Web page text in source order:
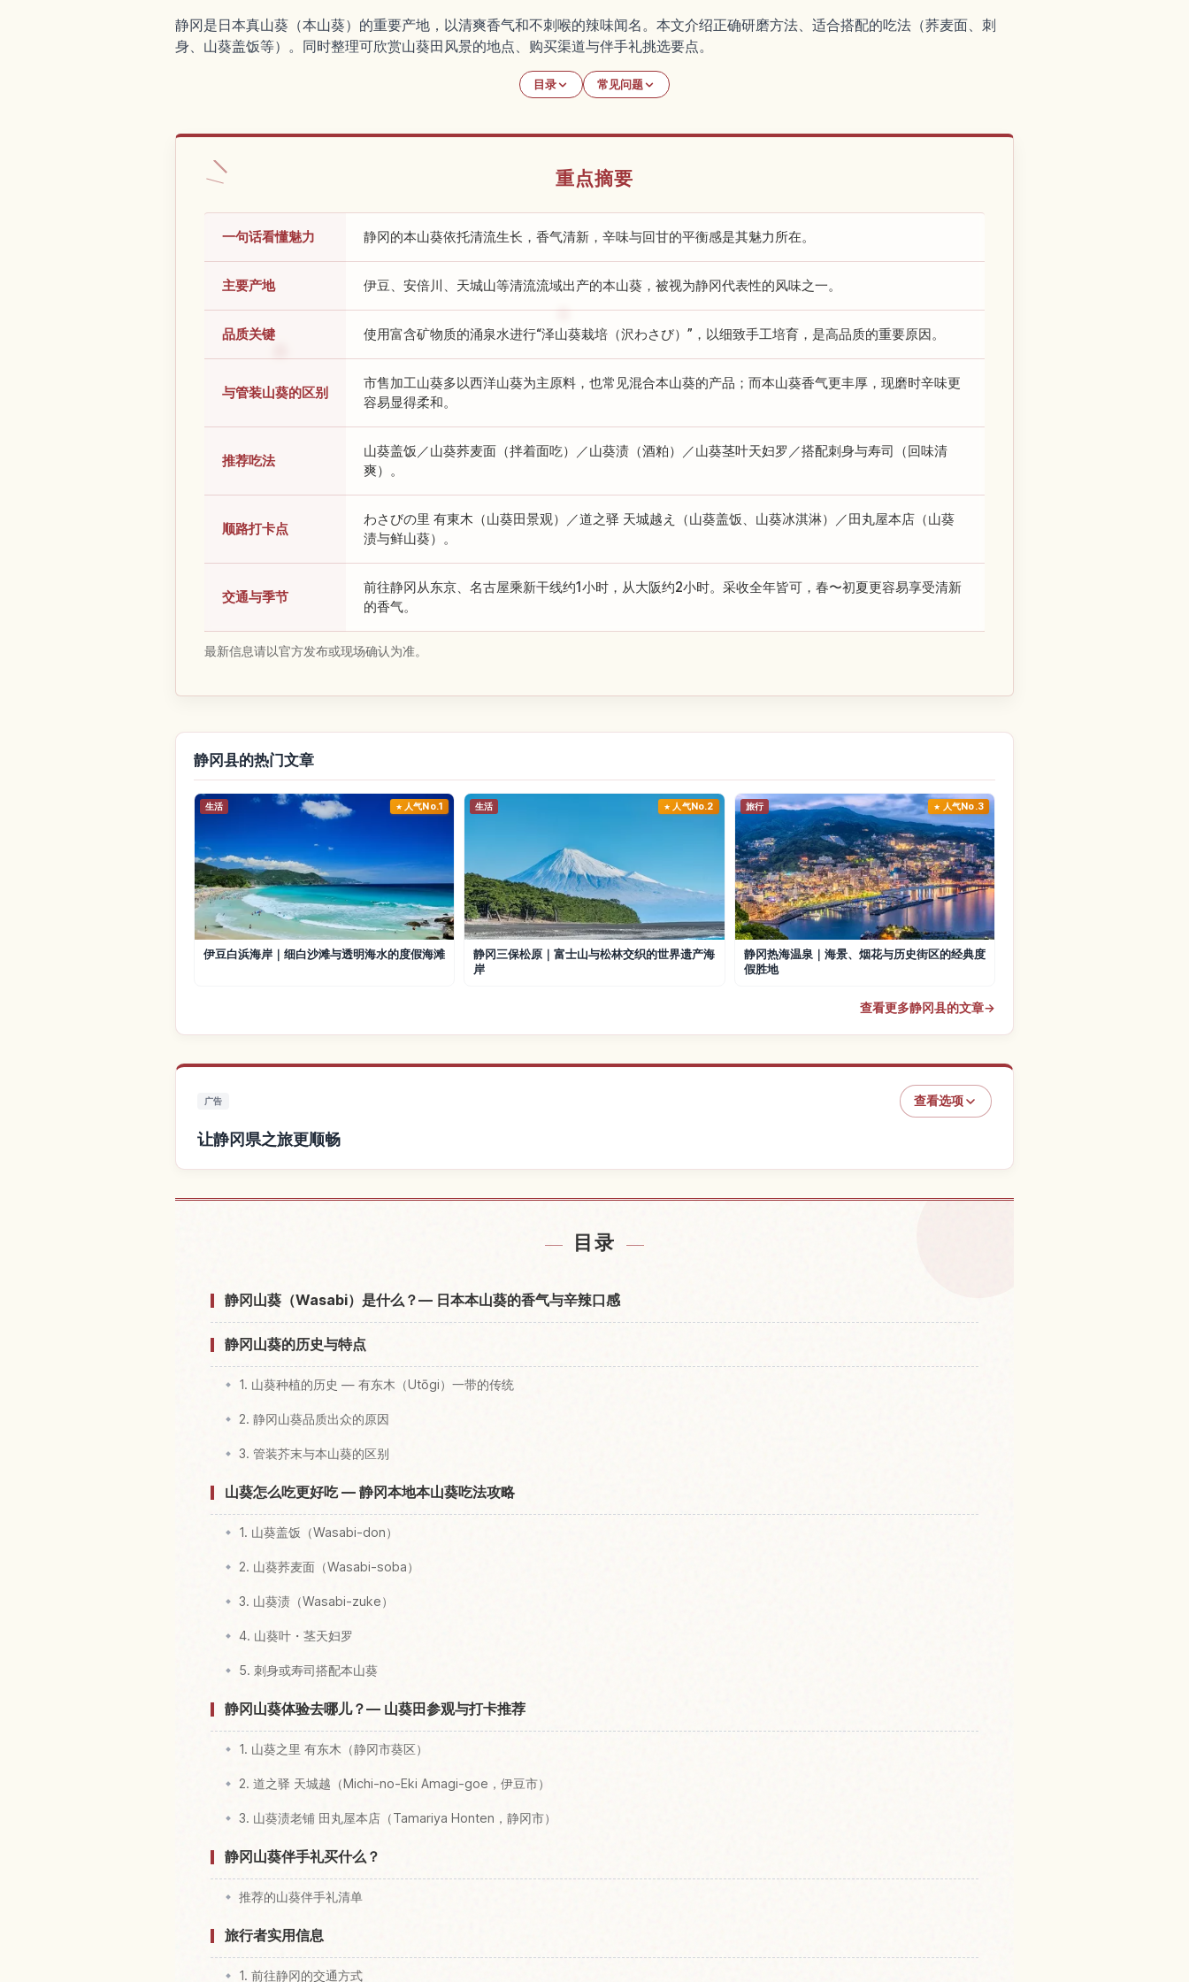
静冈是日本真山葵（本山葵）的重要产地，以清爽香气和不刺喉的辣味闻名。本文介绍正确研磨方法、适合搭配的吃法（荞麦面、刺
身、山葵盖饭等）。同时整理可欣赏山葵田风景的地点、购买渠道与伴手礼挑选要点。
目录 常见问题
重点摘要
一句话看懂魅力 静冈的本山葵依托清流生长，香气清新，辛味与回甘的平衡感是其魅力所在。
主要产地 伊豆、安倍川、天城山等清流流域出产的本山葵，被视为静冈代表性的风味之一。
品质关键 使用富含矿物质的涌泉水进行“泽山葵栽培（沢わさび）”，以细致手工培育，是高品质的重要原因。
与管装山葵的区别
市售加工山葵多以西洋山葵为主原料，也常见混合本山葵的产品；而本山葵香气更丰厚，现磨时辛味更
容易显得柔和。
推荐吃法
山葵盖饭／山葵荞麦面（拌着面吃）／山葵渍（酒粕）／山葵茎叶天妇罗／搭配刺身与寿司（回味清
爽）。
顺路打卡点
わさびの里 有東木（山葵田景观）／道之驿 天城越え（山葵盖饭、山葵冰淇淋）／田丸屋本店（山葵
渍与鲜山葵）。
交通与季节
前往静冈从东京、名古屋乘新干线约1小时，从大阪约2小时。采收全年皆可，春〜初夏更容易享受清新
的香气。
最新信息请以官方发布或现场确认为准。
静冈县的热门文章
生活 人气No.1
伊豆白浜海岸｜细白沙滩与透明海水的度假海滩
生活 人气No.2
静冈三保松原｜富士山与松林交织的世界遗产海
岸
旅行 人气No.3
静冈热海温泉｜海景、烟花与历史街区的经典度
假胜地
查看更多静冈县的文章→
广告 查看选项
让静冈県之旅更顺畅
目录
静冈山葵（Wasabi）是什么？— 日本本山葵的香气与辛辣口感
静冈山葵的历史与特点
1. 山葵种植的历史 — 有东木（Utōgi）一带的传统
2. 静冈山葵品质出众的原因
3. 管装芥末与本山葵的区别
山葵怎么吃更好吃 — 静冈本地本山葵吃法攻略
1. 山葵盖饭（Wasabi-don）
2. 山葵荞麦面（Wasabi-soba）
3. 山葵渍（Wasabi-zuke）
4. 山葵叶・茎天妇罗
5. 刺身或寿司搭配本山葵
静冈山葵体验去哪儿？— 山葵田参观与打卡推荐
1. 山葵之里 有东木（静冈市葵区）
2. 道之驿 天城越（Michi-no-Eki Amagi-goe，伊豆市）
3. 山葵渍老铺 田丸屋本店（Tamariya Honten，静冈市）
静冈山葵伴手礼买什么？
推荐的山葵伴手礼清单
旅行者实用信息
1. 前往静冈的交通方式